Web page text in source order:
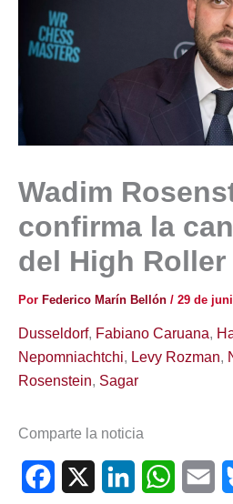
Wadim
confirma la
del High
Por Federico Marín Bellón / 29 de
Dusseldorf, Fabiano Caruana,
Nepomniachtchi, Levy Rozman,
Rosenstein, Sagar
Comparte la noticia
W